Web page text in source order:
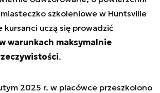
szkoleniowe w Huntsville
kursanci uczą się prowadzić
warunkach maksymalnie
.
2025 r. w placówce przeszkolono